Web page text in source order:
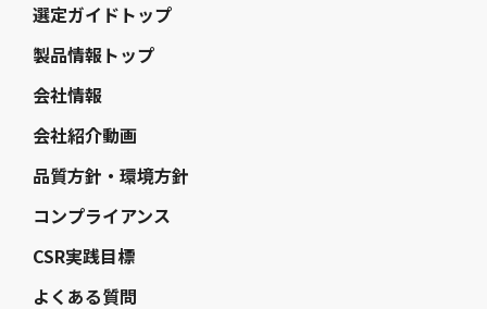
選定ガイドトップ
製品情報トップ
会社情報
会社紹介動画
品質方針・環境方針
コンプライアンス
CSR実践目標
よくある質問